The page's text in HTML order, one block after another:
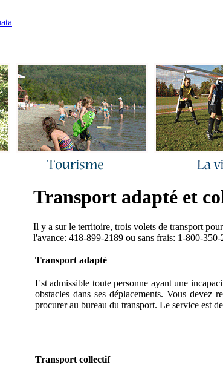
Transport adapté et
Il y a sur le territoire, trois volets de transport
l'avance: 418-899-2189 ou sans frais: 1-800-350-
Transport adapté
Est admissible toute personne ayant une
obstacles dans ses déplacements. Vous
procurer au bureau du transport. Le service est
Transport collectif